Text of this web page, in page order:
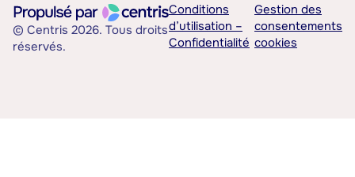
© Centris 2026. Tous droits
réservés.
Conditions
d’utilisation –
Confidentialité
Gestion des
consentements
cookies